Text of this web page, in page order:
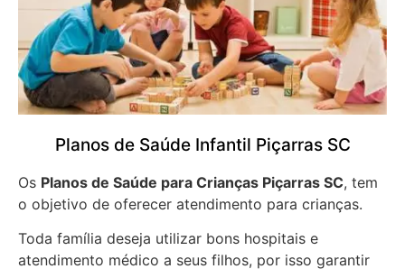
Planos de Saúde Infantil Piçarras SC
Os Planos de Saúde para Crianças Piçarras SC, tem
o objetivo de oferecer atendimento para crianças.
Toda família deseja utilizar bons hospitais e
atendimento médico a seus filhos, por isso garantir